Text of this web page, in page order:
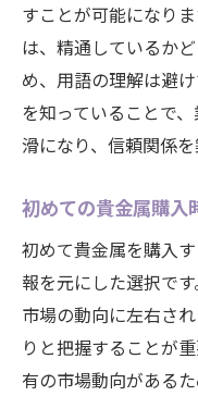
すことが可能になり
は、精通しているか
め、用語の理解は避
を知っていることで
滑になり、信頼関係を
初めての貴金属購入
初めて貴金属を購入
報を元にした選択で
市場の動向に左右さ
りと把握することが
有の市場動向がある